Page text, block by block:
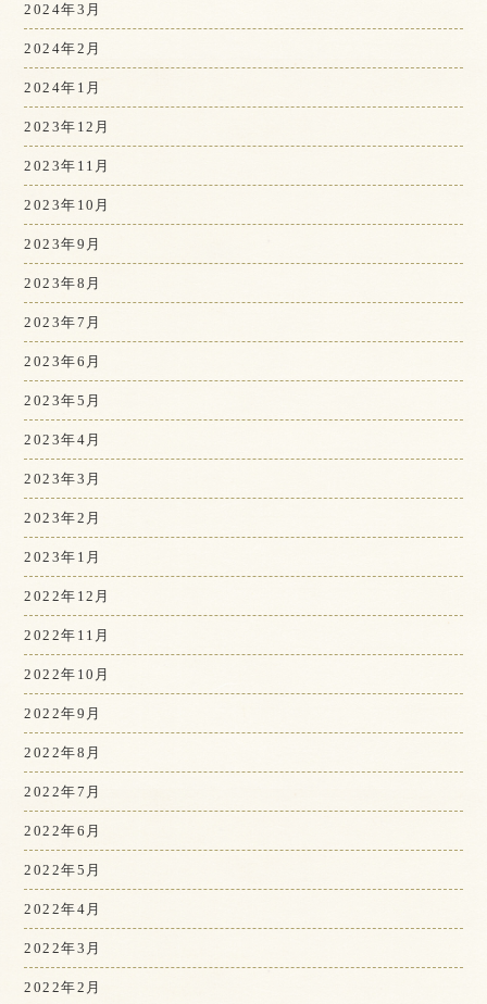
2024年3月
2024年2月
2024年1月
2023年12月
2023年11月
2023年10月
2023年9月
2023年8月
2023年7月
2023年6月
2023年5月
2023年4月
2023年3月
2023年2月
2023年1月
2022年12月
2022年11月
2022年10月
2022年9月
2022年8月
2022年7月
2022年6月
2022年5月
2022年4月
2022年3月
2022年2月